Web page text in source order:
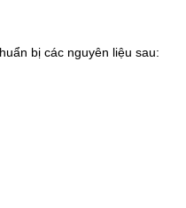
bị các nguyên liệu sau: